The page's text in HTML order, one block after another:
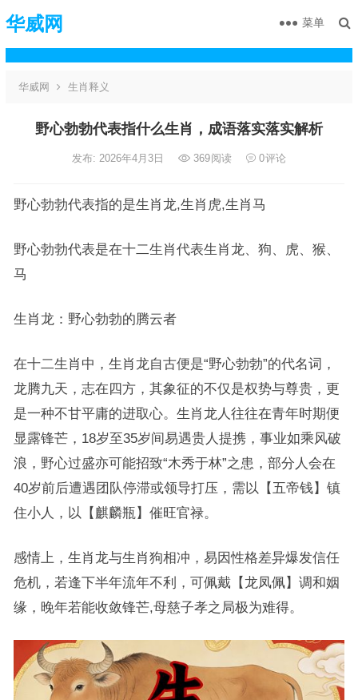
华威网 菜单
华威网 生肖释义
野心勃勃代表指什么生肖，成语落实落实解析
发布: 2026年4月3日 369阅读 0评论
野心勃勃代表指的是生肖龙,生肖虎,生肖马
野心勃勃代表是在十二生肖代表生肖龙、狗、虎、猴、
马
生肖龙：野心勃勃的腾云者
在十二生肖中，生肖龙自古便是“野心勃勃”的代名词，
龙腾九天，志在四方，其象征的不仅是权势与尊贵，更
是一种不甘平庸的进取心。生肖龙人往往在青年时期便
显露锋芒，18岁至35岁间易遇贵人提携，事业如乘风破
浪，野心过盛亦可能招致“木秀于林”之患，部分人会在
40岁前后遭遇团队停滞或领导打压，需以【五帝钱】镇
住小人，以【麒麟瓶】催旺官禄。
感情上，生肖龙与生肖狗相冲，易因性格差异爆发信任
危机，若逢下半年流年不利，可佩戴【龙凤佩】调和姻
缘，晚年若能收敛锋芒,母慈子孝之局极为难得。